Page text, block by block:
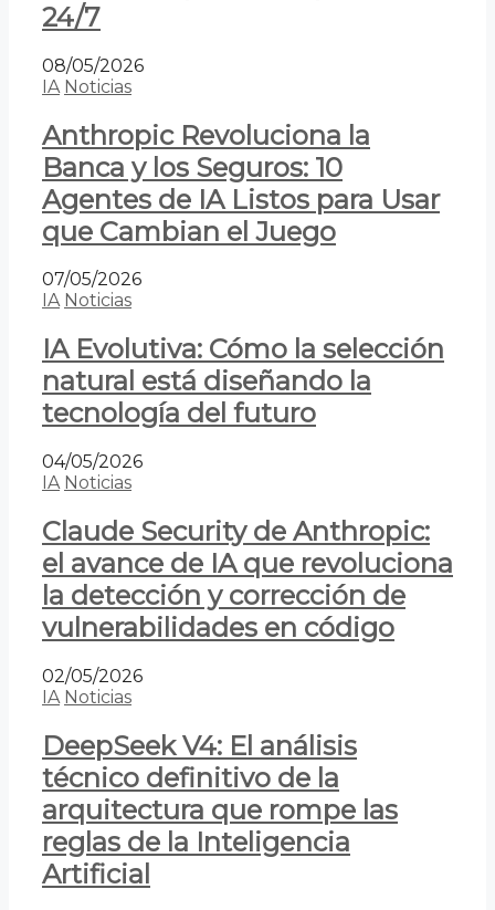
24/7
08/05/2026
IA Noticias
Anthropic Revoluciona la
Banca y los Seguros: 10
Agentes de IA Listos para Usar
que Cambian el Juego
07/05/2026
IA Noticias
IA Evolutiva: Cómo la selección
natural está diseñando la
tecnología del futuro
04/05/2026
IA Noticias
Claude Security de Anthropic:
el avance de IA que revoluciona
la detección y corrección de
vulnerabilidades en código
02/05/2026
IA Noticias
DeepSeek V4: El análisis
técnico definitivo de la
arquitectura que rompe las
reglas de la Inteligencia
Artificial